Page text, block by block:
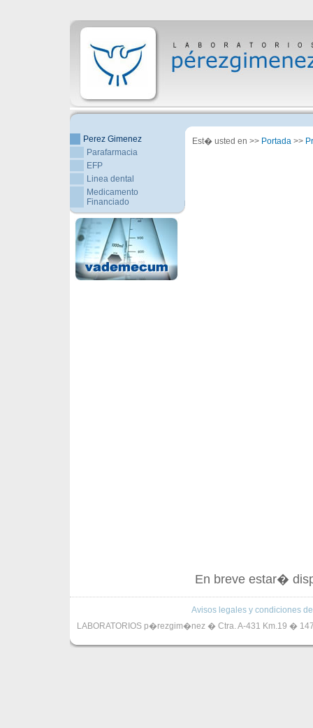
Perez Gimenez
Parafarmacia
EFP
Linea dental
Medicamento
Financiado
Est� usted en >> Portada >>
En breve estar�
Avisos legales y condiciones
LABORATORIOS p�rezgim�nez � Ctra. A-431 Km.19 �